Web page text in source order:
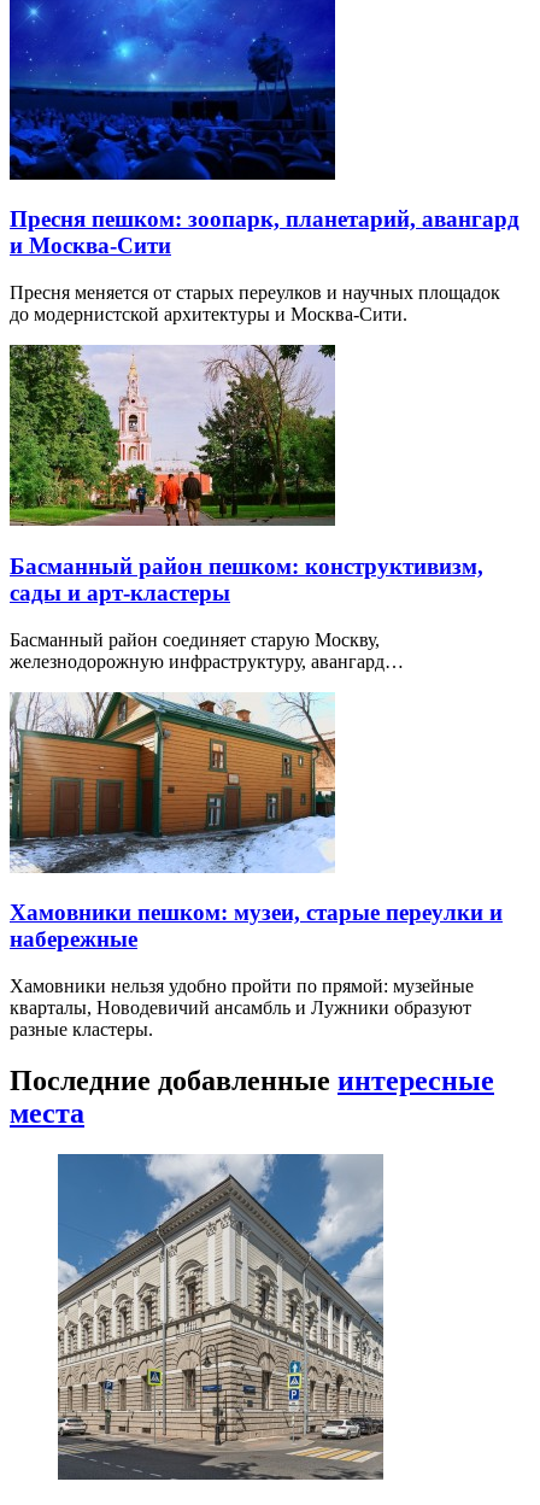
Пресня пешком: зоопарк, планетарий, авангард
и Москва-Сити
Пресня меняется от старых переулков и научных площадок
до модернистской архитектуры и Москва-Сити.
Басманный район пешком: конструктивизм,
сады и арт-кластеры
Басманный район соединяет старую Москву,
железнодорожную инфраструктуру, авангард…
Хамовники пешком: музеи, старые переулки и
набережные
Хамовники нельзя удобно пройти по прямой: музейные
кварталы, Новодевичий ансамбль и Лужники образуют
разные кластеры.
Последние добавленные интересные
места